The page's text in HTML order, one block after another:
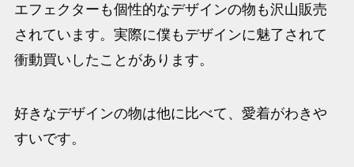
エフェクターも個性的なデザインの物も沢山販売
されています。実際に僕もデザインに魅了されて
衝動買いしたことがあります。
好きなデザインの物は他に比べて、愛着がわきや
すいです。